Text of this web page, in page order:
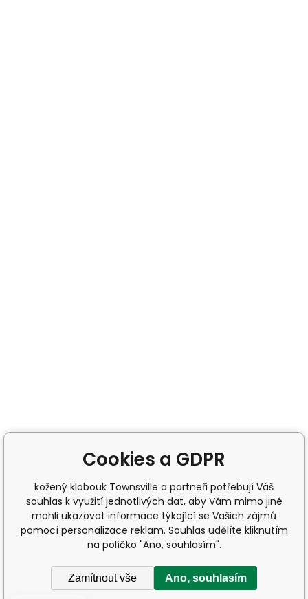
Cookies a GDPR
kožený klobouk Townsville a partneři potřebují Váš
souhlas k využití jednotlivých dat, aby Vám mimo jiné
mohli ukazovat informace týkající se Vašich zájmů
pomocí personalizace reklam. Souhlas udělíte kliknutím
na políčko "Ano, souhlasím".
Zamítnout vše Ano, souhlasím